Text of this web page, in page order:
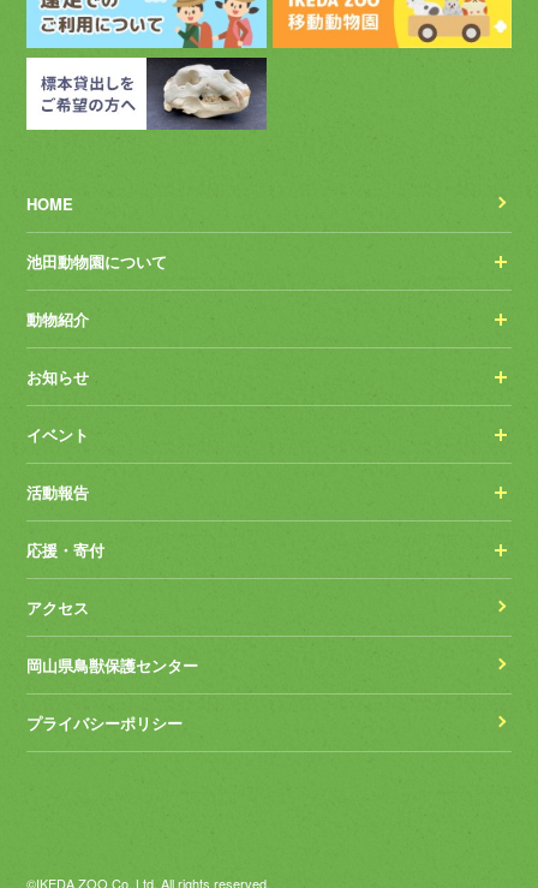
HOME
池田動物園について
動物紹介
お知らせ
イベント
活動報告
応援・寄付
アクセス
岡山県鳥獣保護センター
プライバシーポリシー
©IKEDA ZOO Co.,Ltd. All rights reserved.